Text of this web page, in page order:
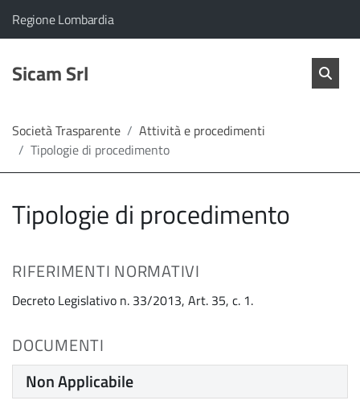
Home
Servizi
Linea
Il comune di Sicam Srl appartiene a:
Regione Lombardia(Apre il link in una nuova scheda)
Sicam Srl salta
Società Trasparente
Attività e procedimenti
Tipologie di procedimento
Tipologie di procedimento
RIFERIMENTI NORMATIVI
Decreto Legislativo n. 33/2013, Art. 35, c. 1.
DOCUMENTI
Non Applicabile